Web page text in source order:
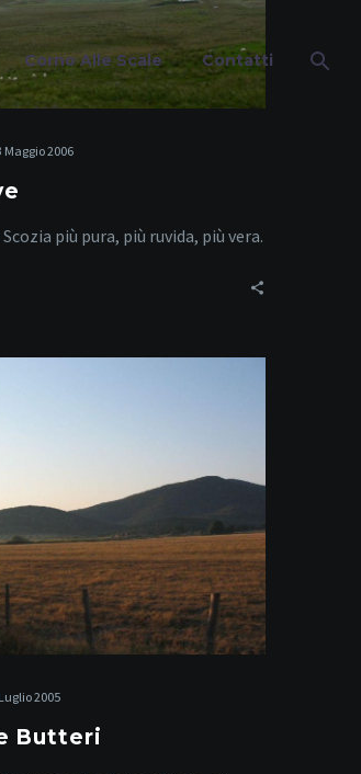
Corno Alle Scale Contatti
Maggio 2006
Scozia più pura, più ruvida, più vera.
2005
Butteri